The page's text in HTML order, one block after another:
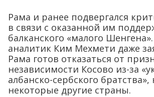
Рама и ранее подвергался
в связи с оказанной им
балканского «малого
аналитик Ким Мехмети даже
Рама готов отказаться от
независимости Косово из-за
албанско-сербского братства»,
некоторые другие страны.